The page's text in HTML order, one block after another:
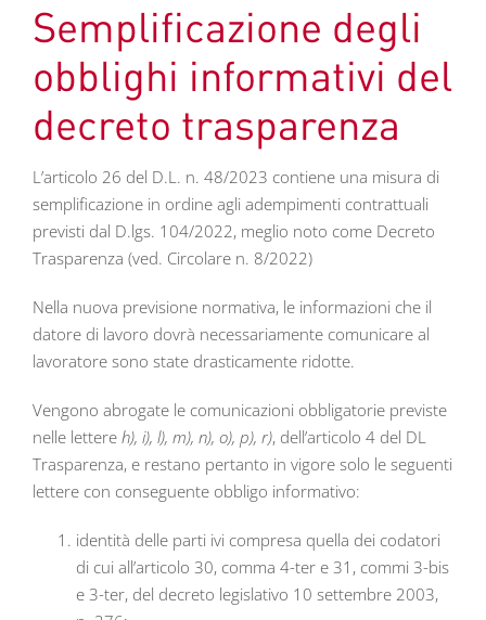
Semplificazione degli
obblighi informativi del
decreto trasparenza
L’articolo 26 del D.L. n. 48/2023 contiene una misura di
semplificazione in ordine agli adempimenti contrattuali
previsti dal D.lgs. 104/2022, meglio noto come Decreto
Trasparenza (ved. Circolare n. 8/2022)
Nella nuova previsione normativa, le informazioni che il
datore di lavoro dovrà necessariamente comunicare al
lavoratore sono state drasticamente ridotte.
Vengono abrogate le comunicazioni obbligatorie previste
nelle lettere h), i), l), m), n), o), p), r), dell’articolo 4 del DL
Trasparenza, e restano pertanto in vigore solo le seguenti
lettere con conseguente obbligo informativo:
identità delle parti ivi compresa quella dei codatori
di cui all’articolo 30, comma 4-ter e 31, commi 3-bis
e 3-ter, del decreto legislativo 10 settembre 2003,